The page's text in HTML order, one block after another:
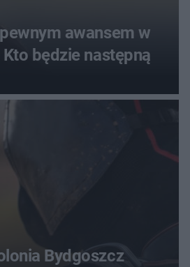
awansem w
będzie następną
Bydgoszcz